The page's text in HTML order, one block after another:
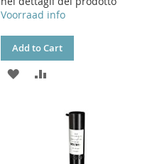
Voorraad info
Add to Cart
ADD
COMPARE